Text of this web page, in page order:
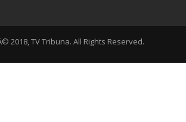
2018, TV Tribuna. All Rights Reserved.